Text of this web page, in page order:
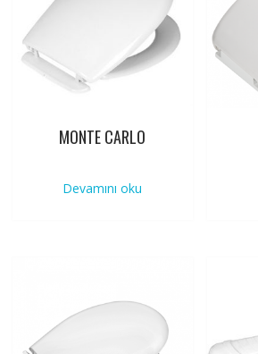
MONTE CARLO
Devamını oku